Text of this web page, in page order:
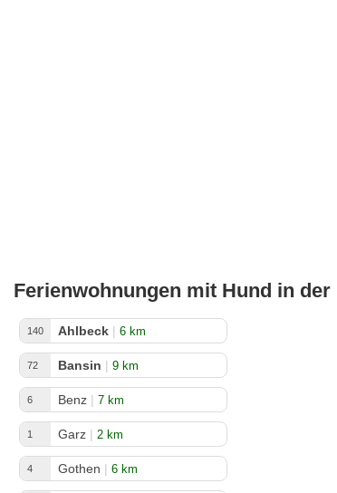
Ferienwohnungen mit Hund in
140 Ahlbeck | 6 km
72 Bansin | 9 km
6 Benz | 7 km
1 Garz | 2 km
4 Gothen | 6 km